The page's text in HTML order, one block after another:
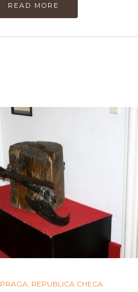
READ MORE
PRAGA, REPUBLICA CHECA